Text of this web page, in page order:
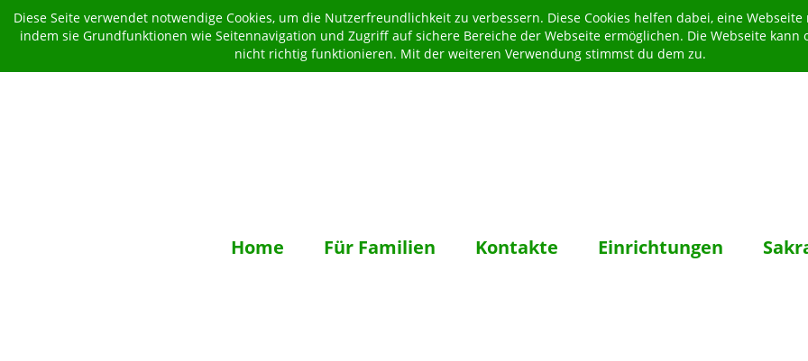
Home Für Familien Kontakte Einrichtungen
Diese Seite verwendet notwendige Cookies, um die Nutzerfreundlichkeit zu verbessern. Diese Cookies helfen dabei, eine
indem sie Grundfunktionen wie Seitennavigation und Zugriff auf sichere Bereiche der Webseite ermöglichen. Die Webseite kann
nicht richtig funktionieren. Mit der weiteren Verwendung stimmst du dem zu.